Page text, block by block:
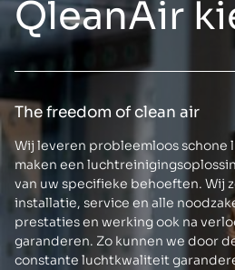
QleanAir
The freedom of clean air
Wij leveren probleemloos schone
maken een
van uw specifieke behoeften. Wij
installatie, service en alle
prestaties en werking ook na
garanderen. Zo kunnen we door
constante luchtkwaliteit